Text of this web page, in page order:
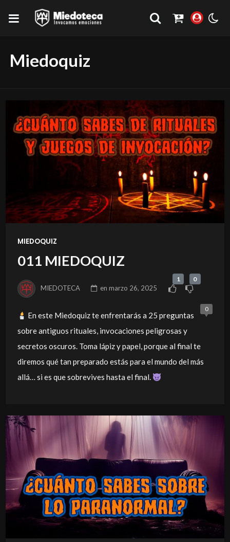
Miedoquiz
MIEDOQUIZ
011 MIEDOQUIZ
MIEDOTECA enmarzo 26, 2025
1 0
0
En este Miedoquiz te enfrentarás a 25 preguntas
sobre antiguos rituales, invocaciones peligrosas y
secretos oscuros. Toma lápiz y papel, porque al final te
diremos qué tan preparado estás para el mundo del más
allá… si es que sobrevives hasta el final.